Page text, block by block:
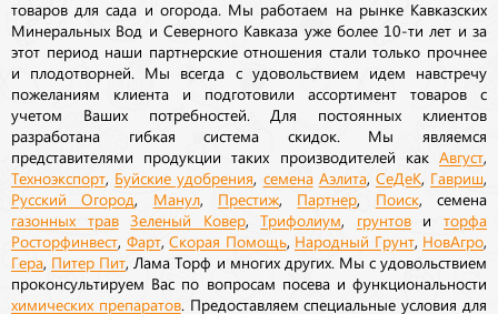
товаров для сада и огорода. Мы работаем на рынке Кавказских
Минеральных Вод и Северного Кавказа уже более 10-ти лет и за
этот период наши партнерские отношения стали только прочнее
и плодотворней. Мы всегда с удовольствием идем навстречу
пожеланиям клиента и подготовили ассортимент товаров с
учетом Ваших потребностей. Для постоянных клиентов
разработана гибкая система скидок. Мы являемся
представителями продукции таких производителей как Август
Техноэкспорт Буйские удобрения семена Аэлита, СеДеК Гавриш
Русский Огород Манул, Престиж Партнер Поиск, семена
газонных трав Зеленый Ковер,Трифолиум грунтовиторфа
Росторфинвест Фарт, Скорая Помощь Народный Грунт, НовАгро
Гера Питер Пит , Лама Торф и многих других. Мы с удовольствием
проконсультируем Вас по вопросам посева и функциональности
химических препаратов. Предоставляем специальные условия для